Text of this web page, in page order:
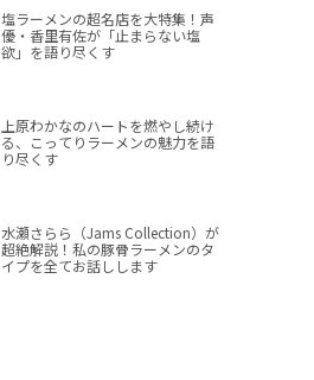
塩ラーメンの超名店を大特集！声
優・香里有佐が「止まらない塩
欲」を語り尽くす
上原わかなのハートを燃やし続け
る、こってりラーメンの魅力を語
り尽くす
水瀬さらら（Jams Collection）が
超絶解説！私の豚骨ラーメンのタ
イプを全てお話しします